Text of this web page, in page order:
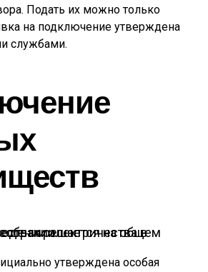
Подать их можно только
на подключение утверждена
службами.
о проведении электричества в садовых товариществах решается на общем собрании
утверждена особая